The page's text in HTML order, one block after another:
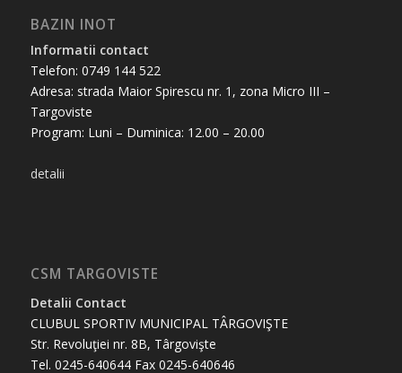
BAZIN INOT
Informatii contact
Telefon: 0749 144 522
Adresa: strada Maior Spirescu nr. 1, zona Micro III –
Targoviste
Program: Luni – Duminica: 12.00 – 20.00
detalii
CSM TARGOVISTE
Detalii Contact
CLUBUL SPORTIV MUNICIPAL TÂRGOVIŞTE
Str. Revoluţiei nr. 8B, Târgovişte
Tel. 0245-640644 Fax 0245-640646